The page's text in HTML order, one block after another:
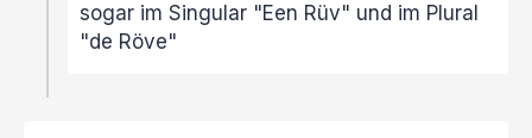
sogar im Singular "Een Rüv" und im Plural
"de Röve"